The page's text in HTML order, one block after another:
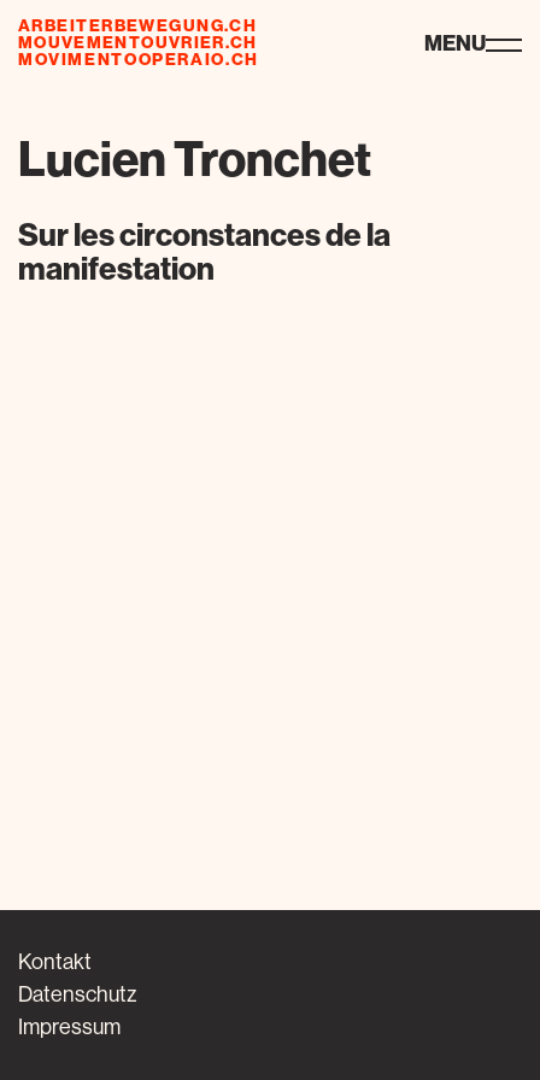
ARBEITERBEWEGUNG.CH
MOUVEMENTOUVRIER.CH
MOVIMENTOOPERAIO.CH
ressourcen MENU
Lucien Tronchet
Sur les circonstances de la
manifestation
Kontakt
Datenschutz
Impressum